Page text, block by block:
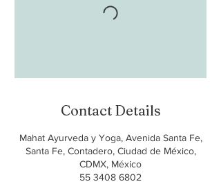
Contact Details
Mahat Ayurveda y Yoga, Avenida Santa Fe,
Santa Fe, Contadero, Ciudad de México,
CDMX, México
55 3408 6802